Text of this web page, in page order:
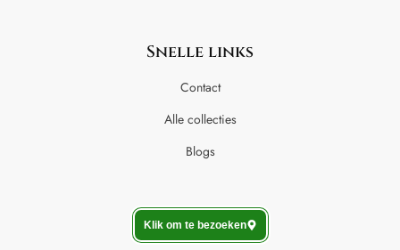
Snelle links
Contact
Alle collecties
Blogs
Klik om te bezoeken